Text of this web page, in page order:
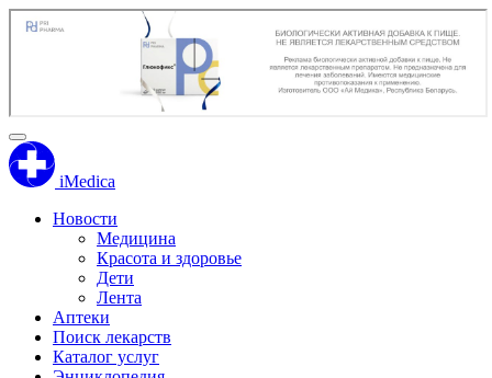
iMedica
Новости
Медицина
Красота и здоровье
Дети
Лента
Аптеки
Поиск лекарств
Каталог услуг